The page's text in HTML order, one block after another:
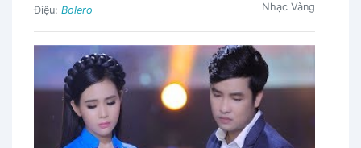
Điệu: Bolero Nhạc Vàng